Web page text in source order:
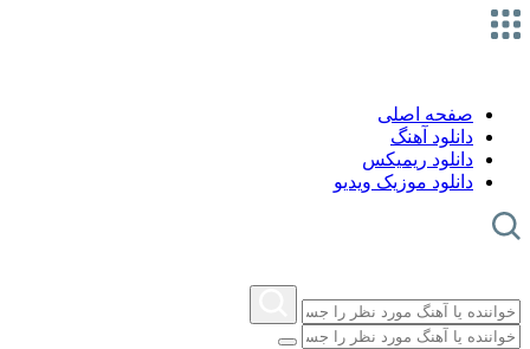
صفحه اصلی
دانلود آهنگ
دانلود ریمیکس
دانلود موزیک ویدیو